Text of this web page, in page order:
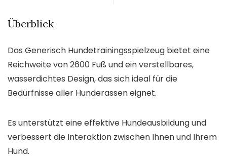
Überblick
Das Generisch Hundetrainingsspielzeug bietet eine
Reichweite von 2600 Fuß und ein verstellbares,
wasserdichtes Design, das sich ideal für die
Bedürfnisse aller Hunderassen eignet.
Es unterstützt eine effektive Hundeausbildung und
verbessert die Interaktion zwischen Ihnen und Ihrem
Hund.